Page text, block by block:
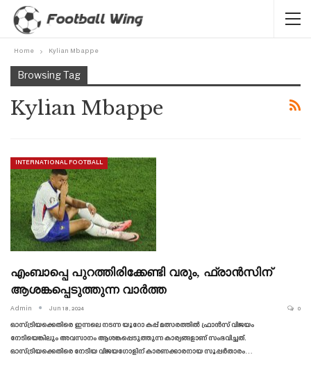
Home Kylian Mbappe
Browsing Tag
Kylian Mbappe
INTERNATIONAL FOOTBALL
എംബാപ്പെ പുറത്തിരിക്കേണ്ടി വരും, ഫ്രാൻസിന്
ആശങ്കപ്പെടുത്തുന്ന വാർത്ത
Admin Jun 18, 2024 0
ഓസ്ട്രിയക്കെതിരെ ഇന്നലെ നടന്ന യൂറോ കപ്പ് മത്സരത്തിൽ ഫ്രാൻസ് വിജയം
നേടിയെങ്കിലും അവസാനം ആശങ്കപ്പെടുത്തുന്ന കാര്യങ്ങളാണ് സംഭവിച്ചത്.
ഓസ്ട്രിയക്കെതിരെ നേടിയ വിജയഗോളിന് കാരണക്കാരനായ സൂപ്പർതാരം…